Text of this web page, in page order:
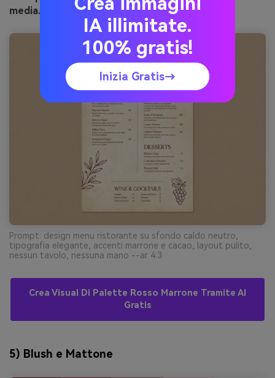
media.io
Prompt: design menu ristorante su sfondo caldo neutro,
tipografia elegante, accenti marrone e cacao, layout pulito,
nessun tavolo, nessuna mano --ar 4:3
Crea Visual Di Palette Rosso Marrone Tramite AI
Gratis
5) Blush e Mattone
IA illimitate.
100% gratis!
Inizia Gratis→